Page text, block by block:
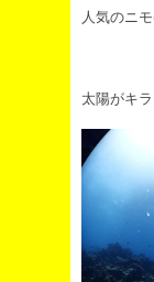
人気のニ
太陽がキ